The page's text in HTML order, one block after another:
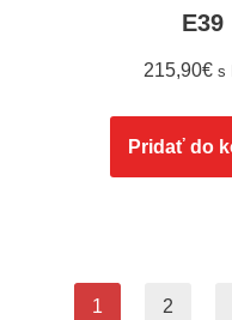
E39
215,90€ s
Pridať do
1 2